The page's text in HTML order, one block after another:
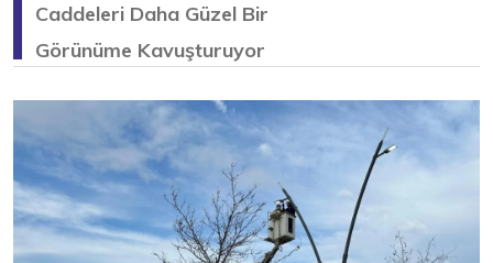
Caddeleri Daha Güzel Bir
Görünüme Kavuşturuyor